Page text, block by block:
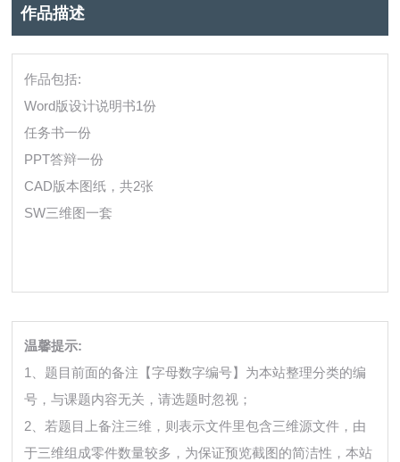
作品描述
作品包括:
Word版设计说明书1份
任务书一份
PPT答辩一份
CAD版本图纸，共2张
SW三维图一套
温馨提示:
1、题目前面的备注【字母数字编号】为本站整理分类的编
号，与课题内容无关，请选题时忽视；
2、若题目上备注三维，则表示文件里包含三维源文件，由
于三维组成零件数量较多，为保证预览截图的简洁性，本站